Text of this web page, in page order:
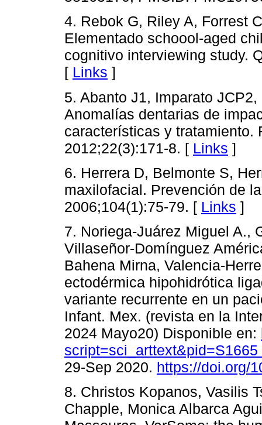
4. Rebok G, Riley A, Forrest
Elementado schoool-aged
cognitivo interviewing study.
[ Links ]
5. Abanto J1, Imparato
Anomalías dentarias de
características y tratamiento.
2012;22(3):171-8. [ Links ]
6. Herrera D, Belmonte S,
maxilofacial. Prevención de
2006;104(1):75-79. [ Links ]
7. Noriega-Juárez Miguel A.,
Villaseñor-Domínguez
Bahena Mirna, Valencia-
ectodérmica hipohidrótica
variante recurrente en un
Infant. Mex. (revista en la
2024 Mayo20) Disponible en:
29-Sep 2020. https://doi.org/
8. Christos Kopanos, Vasilis
Chapple, Monica Albarca